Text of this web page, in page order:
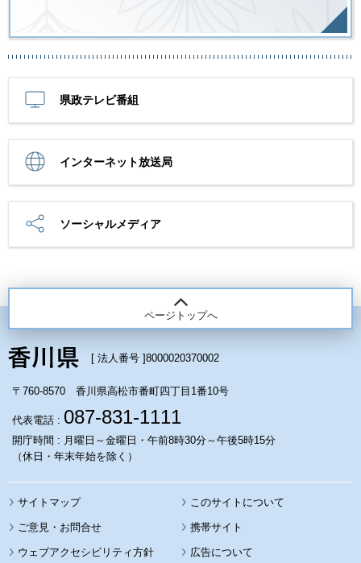
県政テレビ番組
インターネット放送局
ソーシャルメディア
ページトップへ
[ 法人番号 ]8000020370002
〒760-8570 香川県高松市番町四丁目1番10号
代表電話 : 087-831-1111
開庁時間 : 月曜日～金曜日・午前8時30分～午後5時15分
（休日・年末年始を除く）
サイトマップ このサイトについて
携帯サイト
ウェブアクセシビリティ方針 広告について